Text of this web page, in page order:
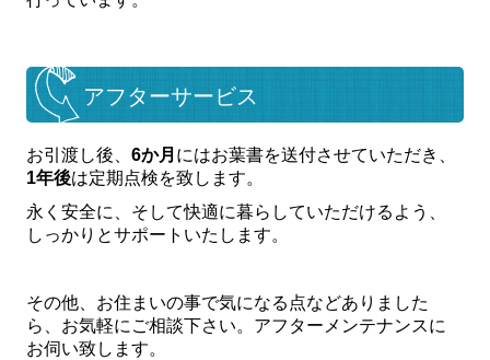
お客様の声
COMPANY
過去のイベント
アイのあるマスクについて
メディア掲載
スタッフ紹介
ZEH普及目標と実績
アフターサービス
お引渡し後、6か月 にはお葉書を送付させていただき、
1年後は定期点検を致します。
永く安全に、そして快適に暮らしていただけるよう、
しっかりとサポートいたします。
その他、お住まいの事で気になる点などありました
ら、お気軽にご相談下さい。アフターメンテナンスに
お伺い致します。